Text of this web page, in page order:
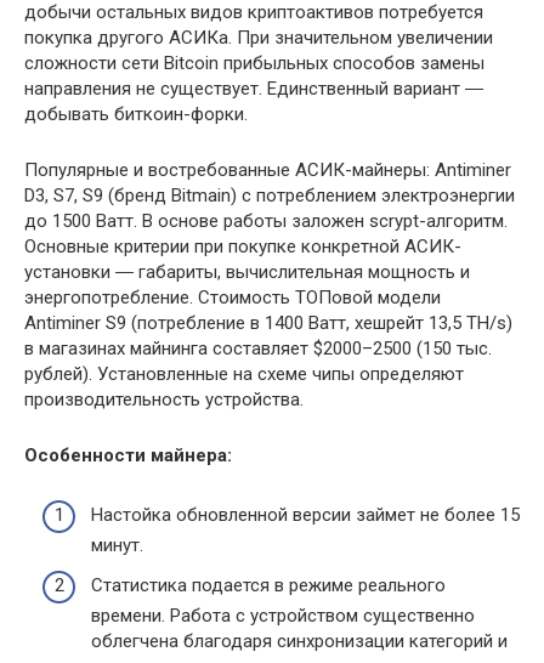
добычи остальных видов криптоактивов потребуется
покупка другого АСИКа. При значительном увеличении
сложности сети Bitcoin прибыльных способов замены
направления не существует. Единственный вариант ―
добывать биткоин-форки.
Популярные и востребованные АСИК-майнеры: Antiminer
D3, S7, S9 (бренд Bitmain) с потреблением электроэнергии
до 1500 Ватт. В основе работы заложен scrypt-алгоритм.
Основные критерии при покупке конкретной АСИК-
установки ― габариты, вычислительная мощность и
энергопотребление. Стоимость ТОПовой модели
Antiminer S9 (потребление в 1400 Ватт, хешрейт 13,5 ТН/s)
в магазинах майнинга составляет $2000–2500 (150 тыс.
рублей). Установленные на схеме чипы определяют
производительность устройства.
Особенности майнера:
Настойка обновленной версии займет не более 15
минут.
Статистика подается в режиме реального
времени. Работа с устройством существенно
облегчена благодаря синхронизации категорий и